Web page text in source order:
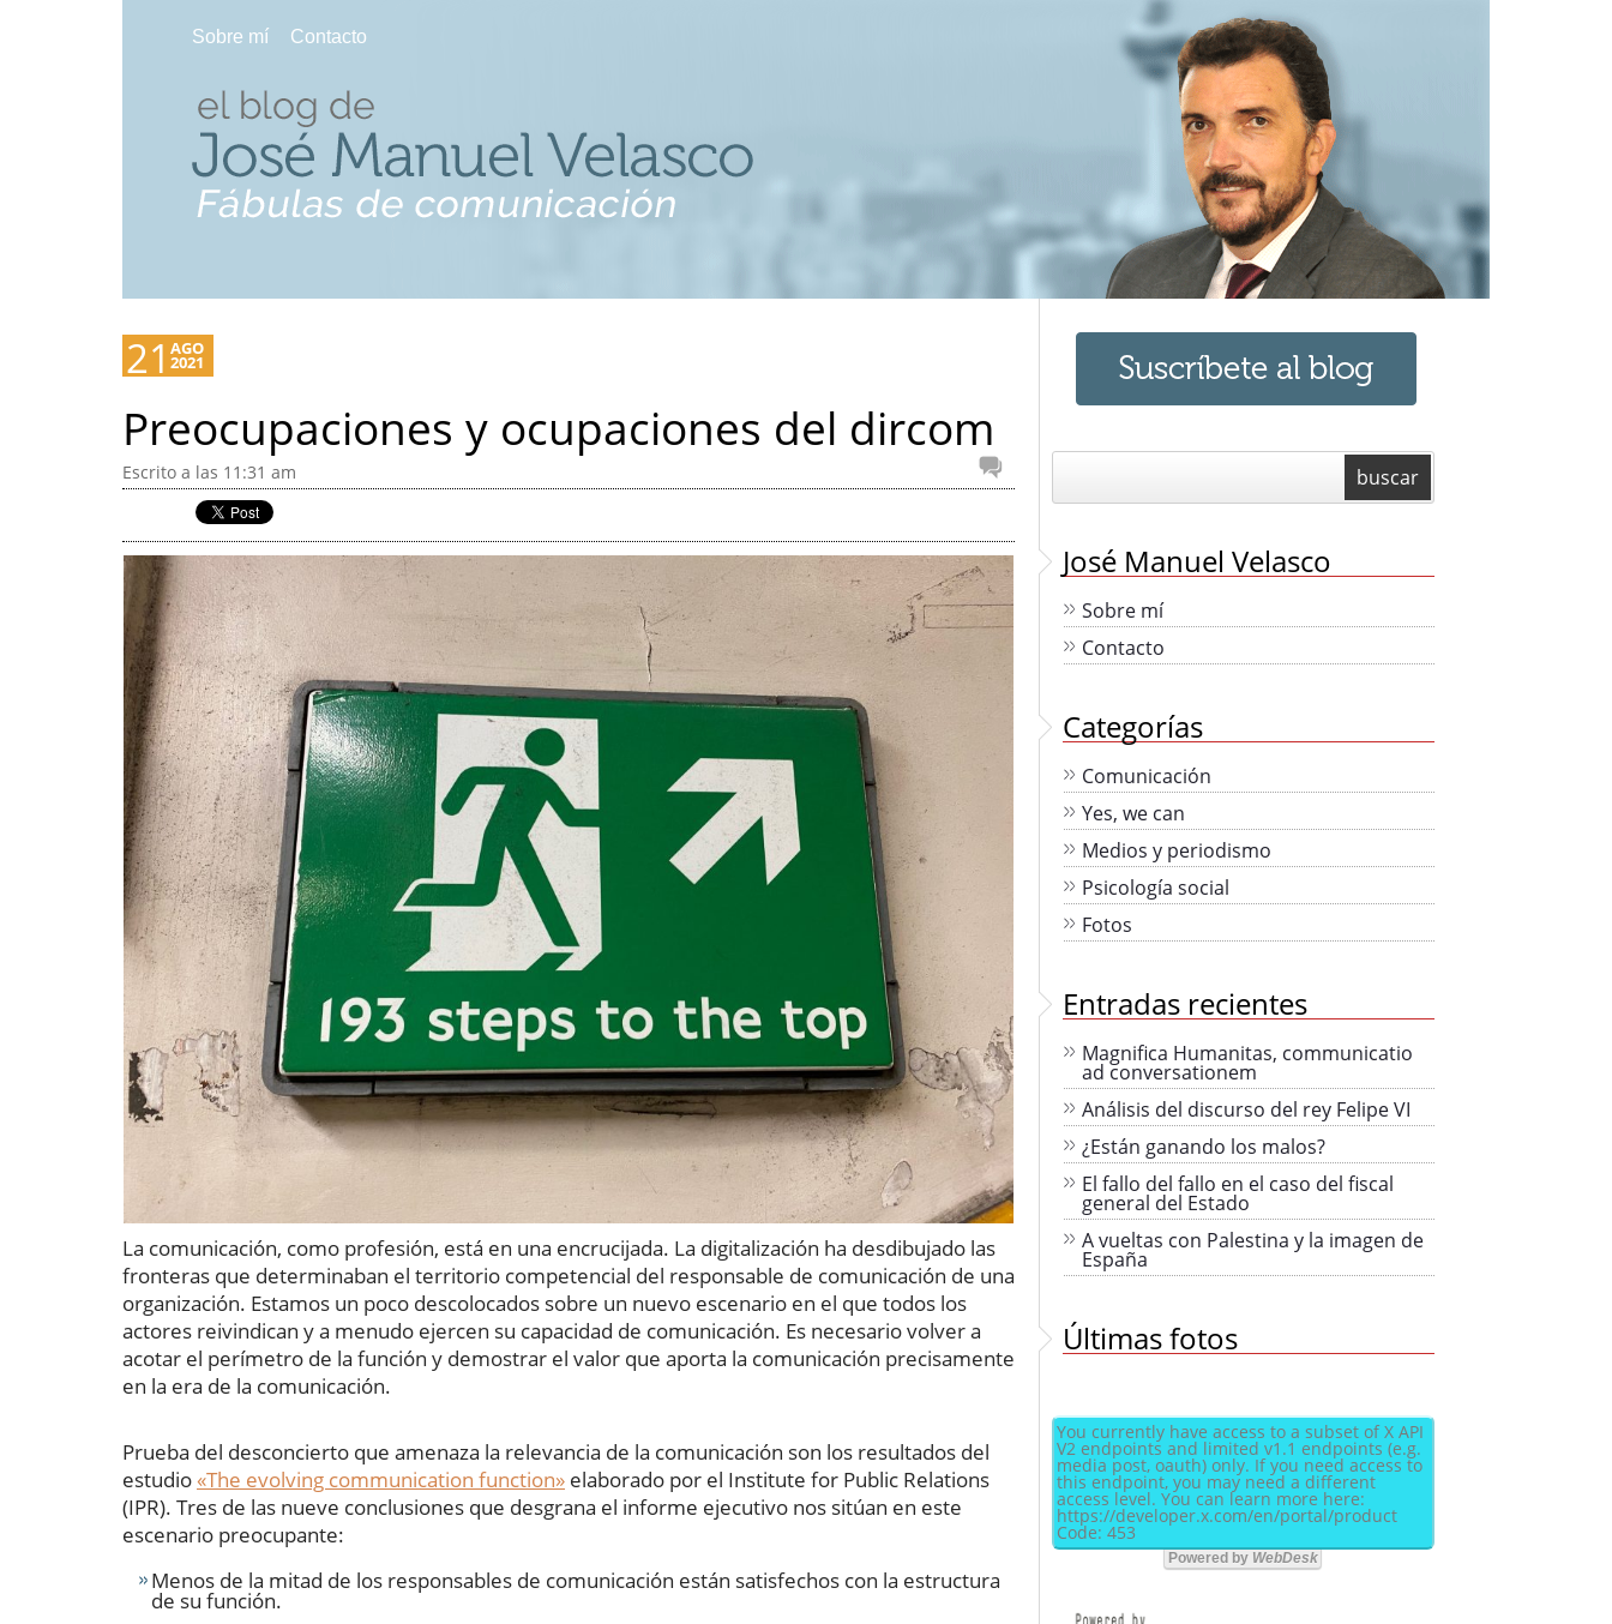
Sobre mí Contacto
21AGO
2021
Preocupaciones y ocupaciones del dircom
Escrito a las 11:31 am
La comunicación, como profesión, está en una encrucijada. La digitalización ha desdibujado las
fronteras que determinaban el territorio competencial del responsable de comunicación de una
organización. Estamos un poco descolocados sobre un nuevo escenario en el que todos los
actores reivindican y a menudo ejercen su capacidad de comunicación. Es necesario volver a
acotar el perímetro de la función y demostrar el valor que aporta la comunicación precisamente
en la era de la comunicación.
Prueba del desconcierto que amenaza la relevancia de la comunicación son los resultados del
estudio«The evolving communication function» elaborado por el Institute for Public Relations
(IPR). Tres de las nueve conclusiones que desgrana el informe ejecutivo nos sitúan en este
escenario preocupante:
Menos de la mitad de los responsables de comunicación están satisfechos con la estructura
de su función.
José Manuel Velasco
Sobre mí
Contacto
Categorías
Comunicación
Yes, we can
Medios y periodismo
Psicología social
Fotos
Entradas recientes
Magnifica Humanitas, communicatio
ad conversationem
Análisis del discurso del rey Felipe VI
¿Están ganando los malos?
El fallo del fallo en el caso del fiscal
general del Estado
A vueltas con Palestina y la imagen de
España
Últimas fotos
You currently have access to a subset of X API
V2 endpoints and limited v1.1 endpoints (e.g.
media post, oauth) only. If you need access to
this endpoint, you may need a different
access level. You can learn more here:
https://developer.x.com/en/portal/product
Code: 453
Powered by WebDesk